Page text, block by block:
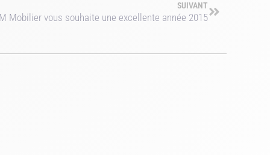
SUIVANT
Mobilier vous souhaite une excellente année 2015